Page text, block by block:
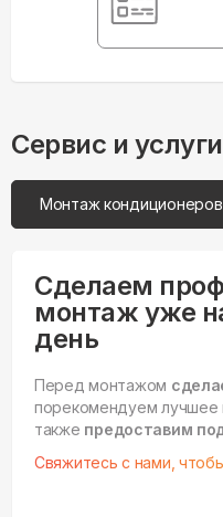
Сервис и
Монтаж кондиционеров
Сделаем
монтаж уже
день
Перед монтажом
порекомендуем лучшее
также предоставим
Свяжитесь с нами,